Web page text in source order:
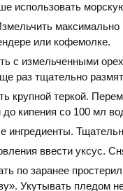
использовать
или кофемолке.
с измельченными
раз тщательно
крупной теркой.
кипения со 100 мл
ингредиенты.
ввести уксус.
по заранее
Укутывать пледом